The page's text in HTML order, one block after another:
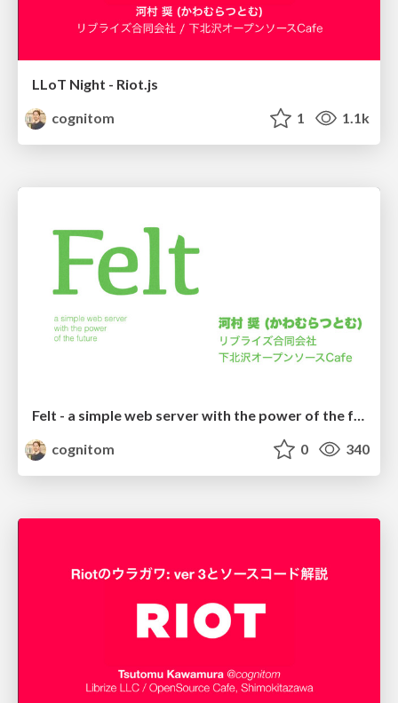
LLoT Night - Riot.js
cognitom
1 1.1k
Felt - a simple web server with the power of the future
cognitom
0 340